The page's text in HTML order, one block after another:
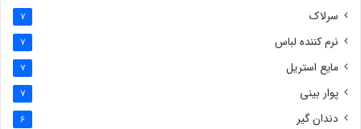
سرلاک 7
نرم کننده لباس 7
مایع استریل 7
پوار بینی 7
دندان گیر 6